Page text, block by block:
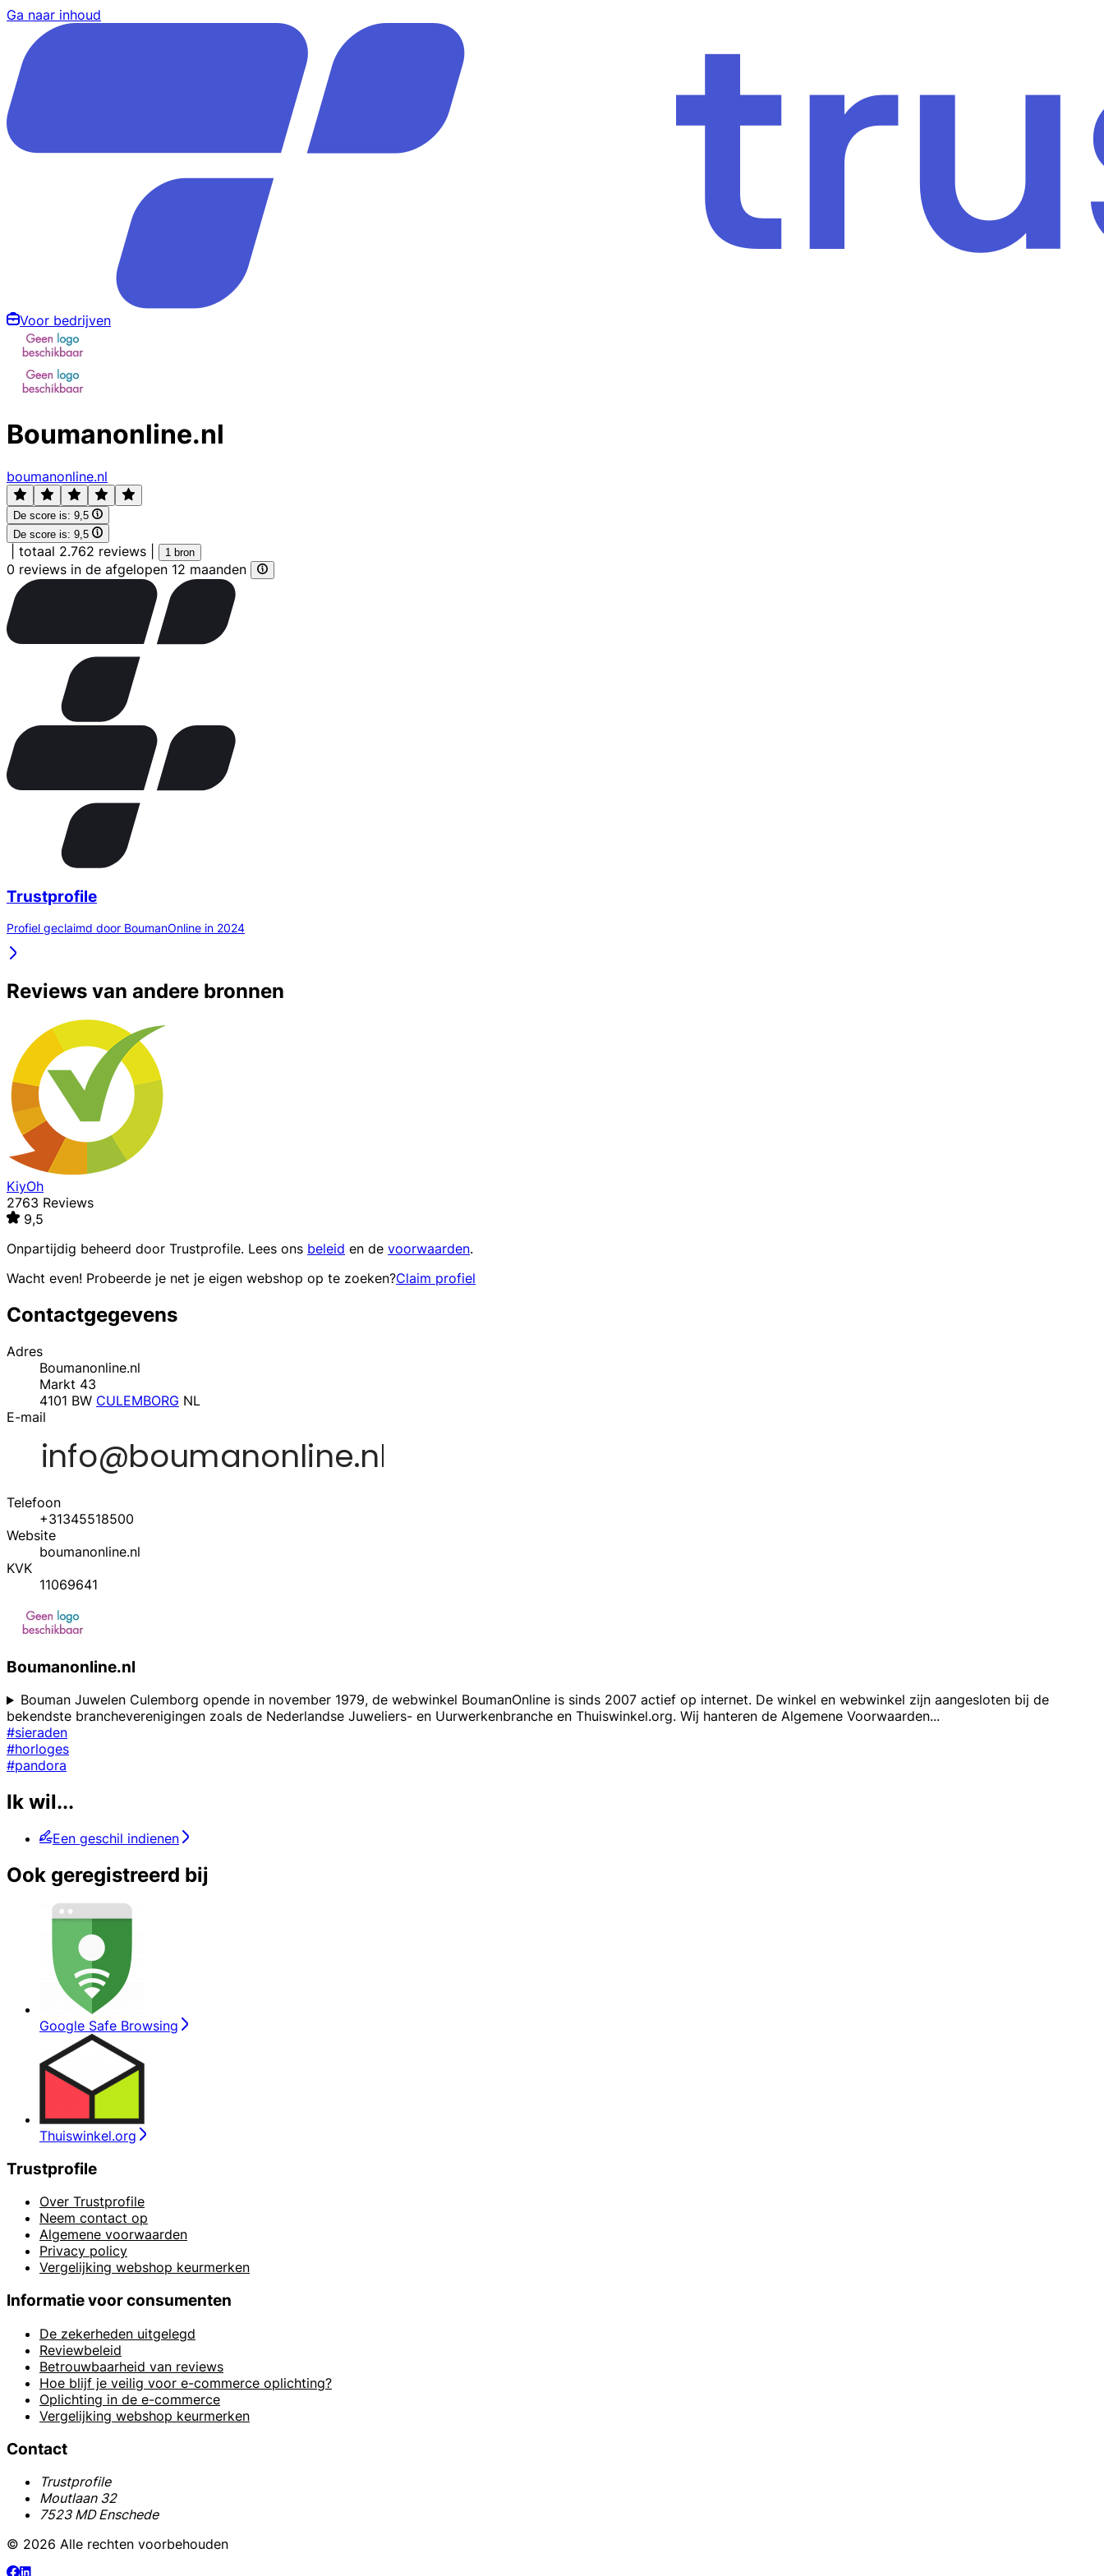
Ga naar inhoud
Voor bedrijven
Boumanonline.nl
boumanonline.nl
De score is: 9,5
De score is: 9,5
totaal 2.762 reviews 1 bron
0 reviews in de afgelopen 12 maanden
Trustprofile
Profiel geclaimd door BoumanOnline in 2024
Reviews van andere bronnen
KiyOh
2763 Reviews
9,5
Onpartijdig beheerd door Trustprofile. Lees ons beleid en de voorwaarden.
Wacht even! Probeerde je net je eigen webshop op te zoeken?Claim profiel
Contactgegevens
Adres
Boumanonline.nl
Markt 43
4101 BW CULEMBORG NL
E-mail
Telefoon
+31345518500
Website
boumanonline.nl
KVK
11069641
Boumanonline.nl
Bouman Juwelen Culemborg opende in november 1979, de webwinkel BoumanOnline is sinds 2007 actief op internet. De winkel en webwinkel zijn aangesloten bij de
bekendste brancheverenigingen zoals de Nederlandse Juweliers- en Uurwerkenbranche en Thuiswinkel.org. Wij hanteren de Algemene Voorwaarden...
#sieraden
#horloges
#pandora
Ik wil...
Een geschil indienen
Ook geregistreerd bij
Google Safe Browsing
Thuiswinkel.org
Trustprofile
Over Trustprofile
Neem contact op
Algemene voorwaarden
Privacy policy
Vergelijking webshop keurmerken
Informatie voor consumenten
De zekerheden uitgelegd
Reviewbeleid
Betrouwbaarheid van reviews
Hoe blijf je veilig voor e-commerce oplichting?
Oplichting in de e-commerce
Vergelijking webshop keurmerken
Contact
Trustprofile
Moutlaan 32
7523 MD Enschede
© 2026 Alle rechten voorbehouden